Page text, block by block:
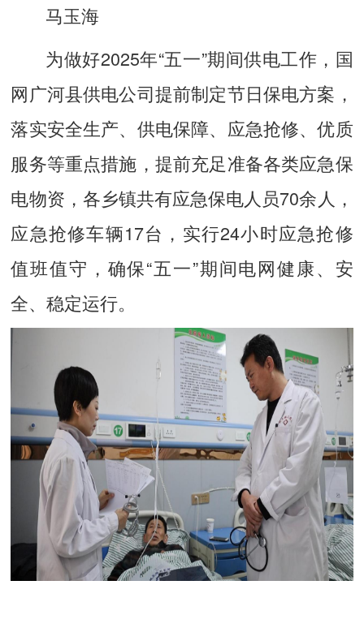
马玉海
为做好2025年“五一”期间供电工作，国
网广河县供电公司提前制定节日保电方案，
落实安全生产、供电保障、应急抢修、优质
服务等重点措施，提前充足准备各类应急保
电物资，各乡镇共有应急保电人员70余人，
应急抢修车辆17台，实行24小时应急抢修
值班值守，确保“五一”期间电网健康、安
全、稳定运行。